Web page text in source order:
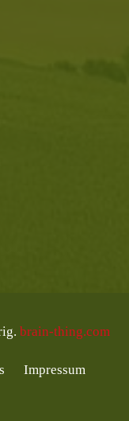
brain-thing.com
Impressum